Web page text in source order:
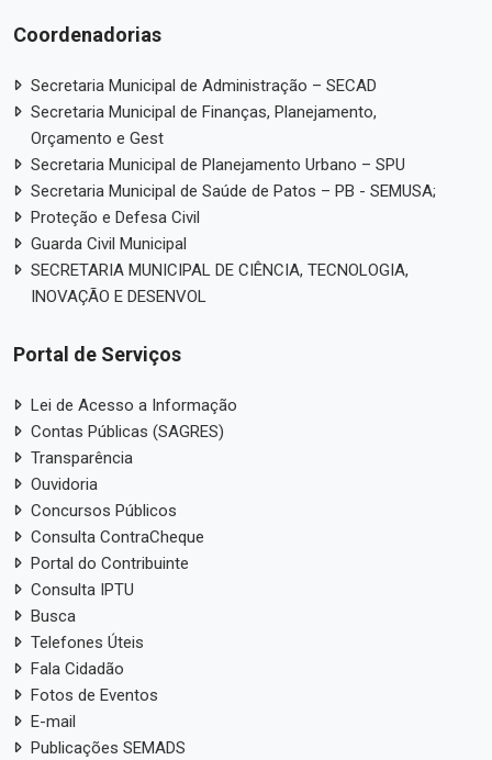
Coordenadorias
Secretaria Municipal de Administração – SECAD
Secretaria Municipal de Finanças, Planejamento,
Orçamento e Gest
Secretaria Municipal de Planejamento Urbano – SPU
Secretaria Municipal de Saúde de Patos – PB - SEMUSA;
Proteção e Defesa Civil
Guarda Civil Municipal
SECRETARIA MUNICIPAL DE CIÊNCIA, TECNOLOGIA,
INOVAÇÃO E DESENVOL
Portal de Serviços
Lei de Acesso a Informação
Contas Públicas (SAGRES)
Transparência
Ouvidoria
Concursos Públicos
Consulta ContraCheque
Portal do Contribuinte
Consulta IPTU
Busca
Telefones Úteis
Fala Cidadão
Fotos de Eventos
E-mail
Publicações SEMADS